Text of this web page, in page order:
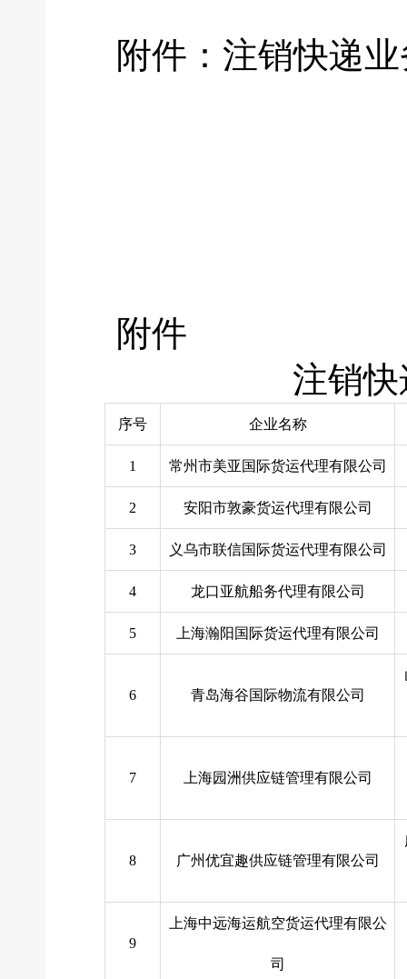
附件：注销快递
附件
注销
序号 企业名称
1 常州市美亚国际货运代理有限公司
2 安阳市敦豪货运代理有限公司
3 义乌市联信国际货运代理有限公司
4 龙口亚航船务代理有限公司
5 上海瀚阳国际货运代理有限公司
6 青岛海谷国际物流有限公司
7 上海园洲供应链管理有限公司
8 广州优宜趣供应链管理有限公司
9
上海中远海运航空货运代理有限公
司